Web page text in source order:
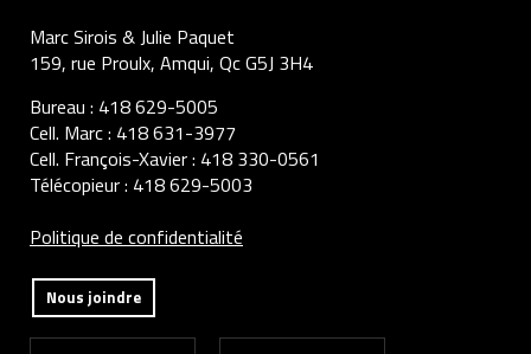
Marc Sirois & Julie Paquet
159, rue Proulx, Amqui, Qc G5J 3H4
Bureau : 418 629-5005
Cell. Marc : 418 631-3977
Cell. François-Xavier : 418 330-0561
Télécopieur : 418 629-5003
Politique de confidentialité
Nous joindre